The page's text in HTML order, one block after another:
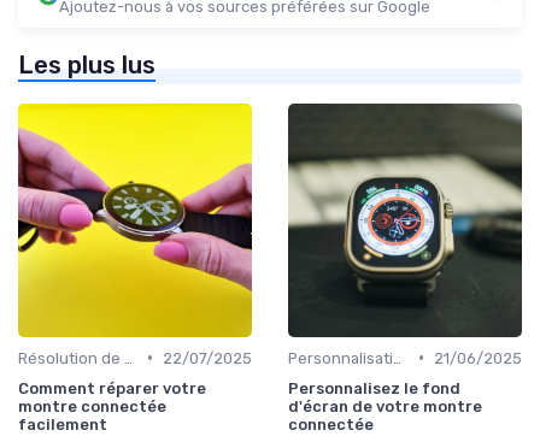
Ajoutez-nous à vos sources préférées sur Google
Les plus lus
•
22/07/2025
Comment réparer votre
montre connectée
facilement
•
21/06/2025
Personnalisez le fond
d'écran de votre montre
connectée